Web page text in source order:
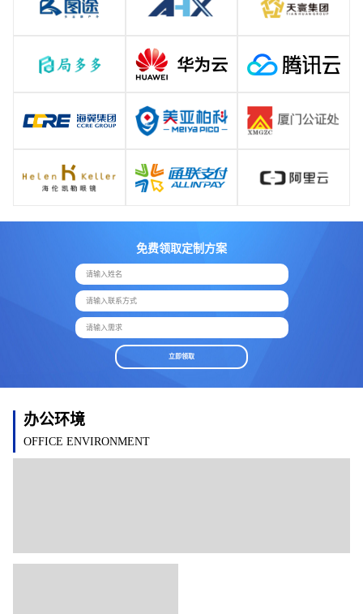
免费领取定制方案
请输入姓名
请输入联系方式
请输入需求
立即领取
办公环境
OFFICE ENVIRONMENT